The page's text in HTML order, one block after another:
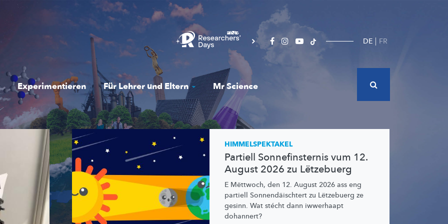
DE FR
Experimentieren Für Lehrer und Eltern Mr Science
HIMMELSPEKTAKEL
Partiell Sonnefinsternis vum 12.
August 2026 zu Lëtzebuerg
E Mëttwoch, den 12. August 2026 ass eng
partiell Sonnendäischtert zu Lëtzebuerg ze
gesinn. Wat stécht dann iwwerhaapt
dohannert?